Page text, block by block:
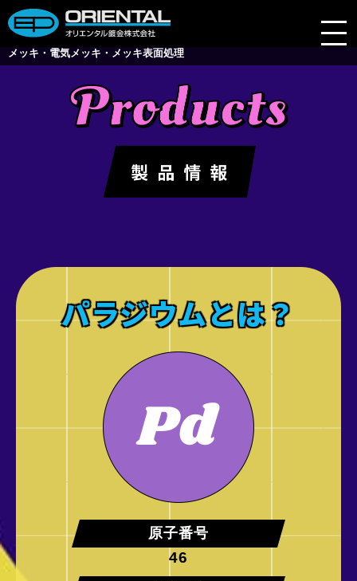
メッキ・電気メッキ・メッキ表面処理
会社案内
業務内容
製品情報
ブログ
お問い合わせ
パラジウムとは？
原子番号
46